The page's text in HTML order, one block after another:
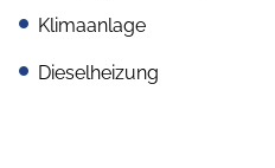
Klimaanlage
Dieselheizung